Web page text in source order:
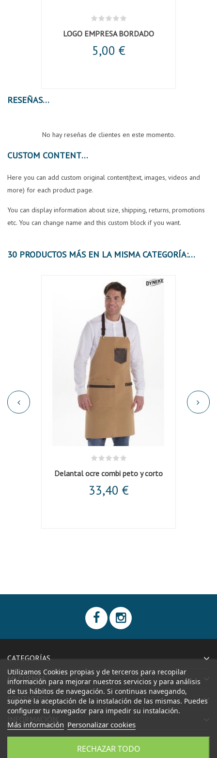
LOGO EMPRESA BORDADO
5,00 €
RESEÑAS
No hay reseñas de clientes en este momento.
CUSTOM CONTENT
Here you can add custom original content(text, images, videos and
more) for each product page.
You can display information about size, shipping, returns, promotions
etc. You can change name and this custom block if you want.
30 PRODUCTOS MÁS EN LA MISMA CATEGORÍA:
Delantal ocre combi peto y corto
33,40 €
CATEGORÍAS
MI CUENTA
CONTACTOS
Utilizamos Cookies propias y de terceros para recopilar
información para mejorar nuestros servicios y para análisis
de tus hábitos de navegación. Si continuas navegando,
supone la aceptación de la instalación de las mismas. Puedes
configurar tu navegador para impedir su instalación.
Más información Personalizar cookies
RECHAZAR TODO